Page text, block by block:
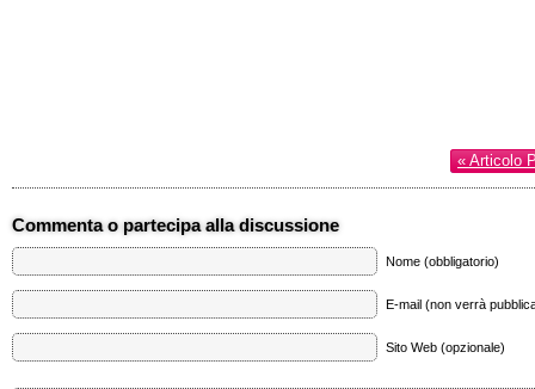
« Articolo
Commenta o partecipa alla discussione
Nome (obbligatorio)
E-mail (non verrà
Sito Web (opzionale)